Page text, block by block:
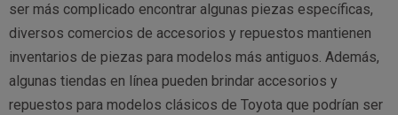
ser más complicado encontrar algunas piezas específicas,
diversos comercios de accesorios y repuestos mantienen
inventarios de piezas para modelos más antiguos. Además,
algunas tiendas en línea pueden brindar accesorios y
repuestos para modelos clásicos de Toyota que podrían ser